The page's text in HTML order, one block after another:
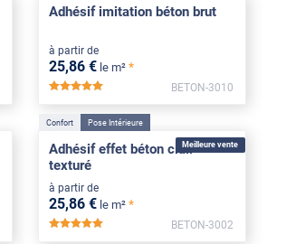
Adhésif imitation béton brut
à partir de
25,86 € le m² *
BETON-3010
Meilleure vente
Confort Pose Intérieure
Adhésif effet béton clair
texturé
à partir de
25,86 € le m² *
BETON-3002